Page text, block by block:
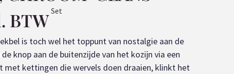
BTW Set
is toch wel het toppunt van nostalgie aan de
knop aan de buitenzijde van het kozijn via een
met kettingen die wervels doen draaien, klinkt het